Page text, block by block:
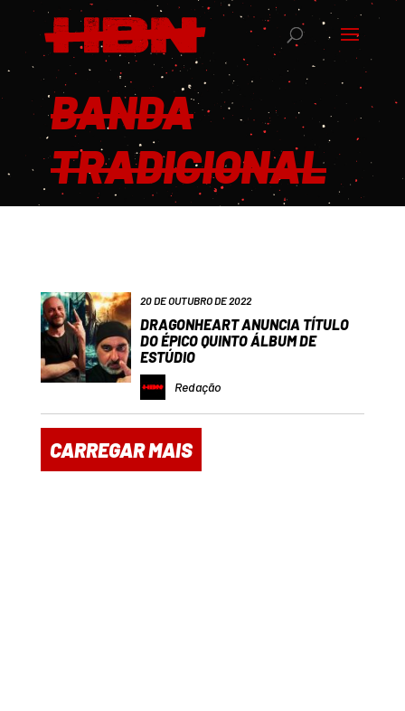
BANDA
TRADICIONAL
20 DE OUTUBRO DE 2022
DRAGONHEART ANUNCIA TÍTULO
DO ÉPICO QUINTO ÁLBUM DE
ESTÚDIO
Redação
CARREGAR MAIS